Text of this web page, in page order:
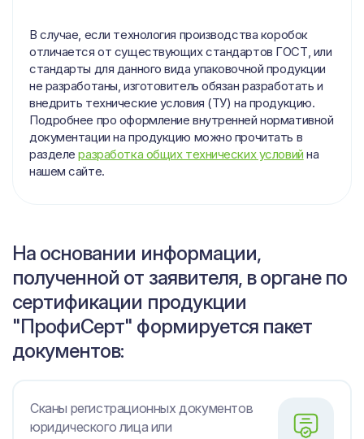
В случае, если технология производства коробок
отличается от существующих стандартов ГОСТ, или
стандарты для данного вида упаковочной продукции
не разработаны, изготовитель обязан разработать и
внедрить технические условия (ТУ) на продукцию.
Подробнее про оформление внутренней нормативной
документации на продукцию можно прочитать в
разделеразработка общих технических условий на
нашем сайте.
На основании информации,
полученной от заявителя, в органе по
сертификации продукции
"ПрофиСерт" формируется пакет
документов:
Сканы регистрационных документов
юридического лица или